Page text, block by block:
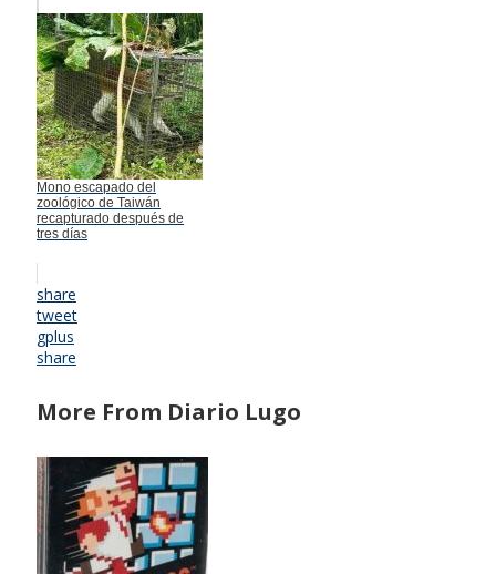
Mono escapado del
zoológico de Taiwán
recapturado después de
tres días
share
tweet
gplus
share
More From Diario Lugo